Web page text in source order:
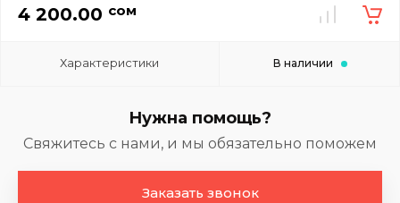
4 200.00 сом
Характеристики В наличии
Нужна помощь?
Свяжитесь с нами, и мы обязательно поможем
Заказать звонок